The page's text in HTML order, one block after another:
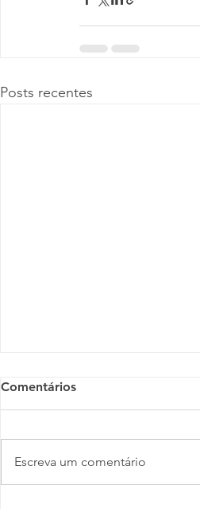
Posts recentes
Comentários
Escreva um comentário